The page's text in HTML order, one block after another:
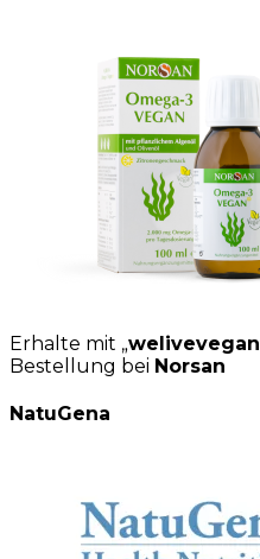
Erhalte mit „welivevegan
Bestellung bei Norsan
NatuGena